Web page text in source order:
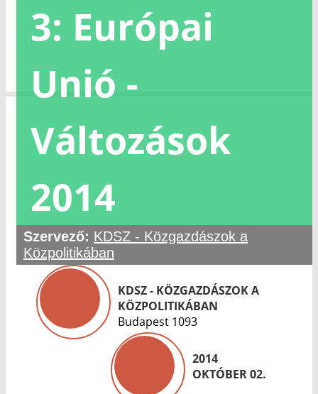
3: Európai
Unió -
Változások
2014
Szervező: KDSZ - Közgazdászok a
Közpolitikában
KDSZ - KÖZGAZDÁSZOK A
KÖZPOLITIKÁBAN
Budapest 1093
2014
OKTÓBER 02.